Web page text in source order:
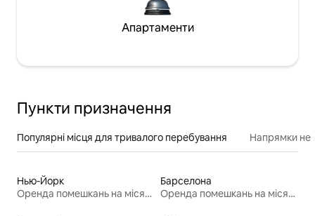
Апартаменти
Пункти призначення
Популярні місця для тривалого перебування Напрямки
Нью-Йорк
Оренда помешкань на місяць
Барселона
Оренда помешкань на місяць